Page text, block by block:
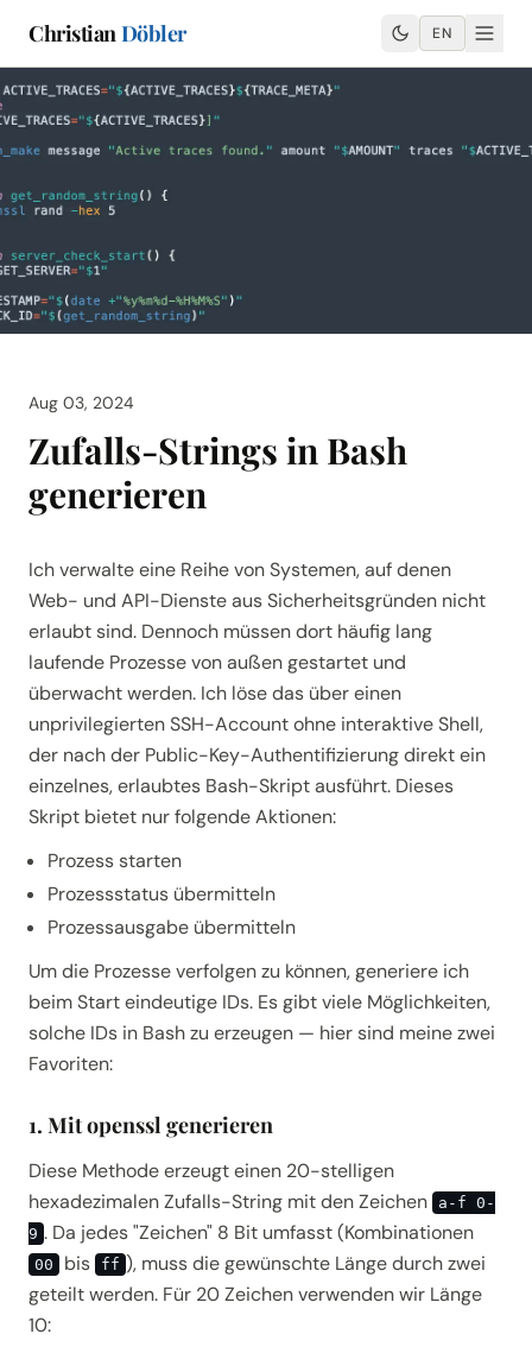
ChristianDöbler EN
Aug 03, 2024
Zufalls-Strings in Bash
generieren
Ich verwalte eine Reihe von Systemen, auf denen
Web- und API-Dienste aus Sicherheitsgründen nicht
erlaubt sind. Dennoch müssen dort häufig lang
laufende Prozesse von außen gestartet und
überwacht werden. Ich löse das über einen
unprivilegierten SSH-Account ohne interaktive Shell,
der nach der Public-Key-Authentifizierung direkt ein
einzelnes, erlaubtes Bash-Skript ausführt. Dieses
Skript bietet nur folgende Aktionen:
Prozess starten
Prozessstatus übermitteln
Prozessausgabe übermitteln
Um die Prozesse verfolgen zu können, generiere ich
beim Start eindeutige IDs. Es gibt viele Möglichkeiten,
solche IDs in Bash zu erzeugen — hier sind meine zwei
Favoriten:
1. Mit openssl generieren
Diese Methode erzeugt einen 20-stelligen
hexadezimalen Zufalls-String mit den Zeichen
a-f 0-
9 . Da jedes "Zeichen" 8 Bit umfasst (Kombinationen
00 bis ff ), muss die gewünschte Länge durch zwei
geteilt werden. Für 20 Zeichen verwenden wir Länge
10: